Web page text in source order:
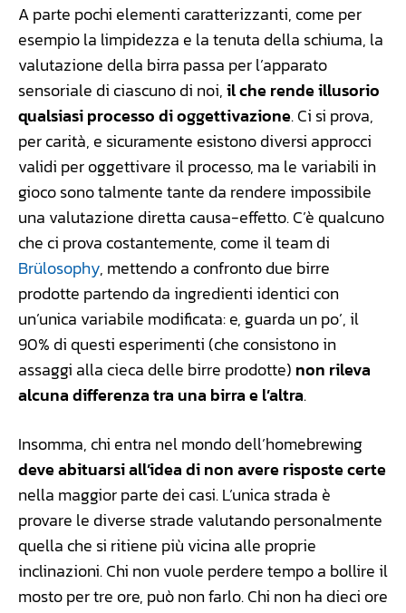
A parte pochi elementi caratterizzanti, come per
esempio la limpidezza e la tenuta della schiuma, la
valutazione della birra passa per l’apparato
sensoriale di ciascuno di noi,il che rende illusorio
qualsiasi processo di oggettivazione. Ci si prova,
per carità, e sicuramente esistono diversi approcci
validi per oggettivare il processo, ma le variabili in
gioco sono talmente tante da rendere impossibile
una valutazione diretta causa-effetto. C’è qualcuno
che ci prova costantemente, come il team di
Brülosophy, mettendo a confronto due birre
prodotte partendo da ingredienti identici con
un’unica variabile modificata: e, guarda un po’, il
90% di questi esperimenti (che consistono in
assaggi alla cieca delle birre prodotte) non rileva
alcuna differenza tra una birra e l’altra.
Insomma, chi entra nel mondo dell’homebrewing
deve abituarsi all’idea di non avere risposte certe
nella maggior parte dei casi. L’unica strada è
provare le diverse strade valutando personalmente
quella che si ritiene più vicina alle proprie
inclinazioni. Chi non vuole perdere tempo a bollire il
mosto per tre ore, può non farlo. Chi non ha dieci ore